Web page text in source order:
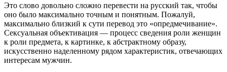
Это слово довольно сложно перевести на русский так, чтобы
оно было максимально точным и понятным. Пожалуй,
максимально близкий к сути перевод это «опредмечивание».
Сексуальная объективация — процесс сведения роли женщин
к роли предмета, к картинке, к абстрактному образу,
искусственно наделенному рядом характеристик, отвечающих
интересам мужчин.